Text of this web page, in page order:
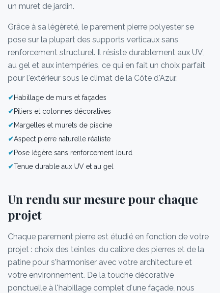
un muret de jardin.
Grâce à sa légèreté, le parement pierre polyester se
pose sur la plupart des supports verticaux sans
renforcement structurel. Il résiste durablement aux UV,
au gel et aux intempéries, ce qui en fait un choix parfait
pour l'extérieur sous le climat de la Côte d'Azur.
✔Habillage de murs et façades
✔Piliers et colonnes décoratives
✔Margelles et murets de piscine
✔Aspect pierre naturelle réaliste
✔Pose légère sans renforcement lourd
✔Tenue durable aux UV et au gel
Un rendu sur mesure pour chaque
projet
Chaque parement pierre est étudié en fonction de votre
projet : choix des teintes, du calibre des pierres et de la
patine pour s'harmoniser avec votre architecture et
votre environnement. De la touche décorative
ponctuelle à l'habillage complet d'une façade, nous